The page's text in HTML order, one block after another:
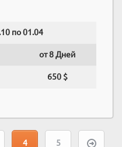
по 01.04
от 8 Дней
650 $
4 5